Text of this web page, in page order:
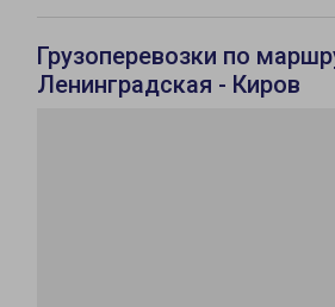
Грузоперевозки по
Ленинградская - Киров